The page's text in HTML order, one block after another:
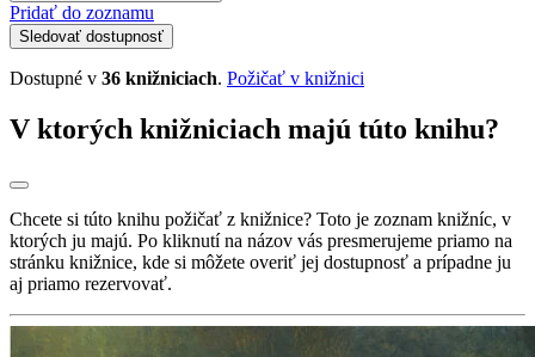
Pridať do zoznamu
Sledovať dostupnosť
Dostupné v 36 knižniciach. Požičať v knižnici
V ktorých knižniciach majú túto knihu?
Chcete si túto knihu požičať z knižnice? Toto je zoznam knižníc, v
ktorých ju majú. Po kliknutí na názov vás presmerujeme priamo na
stránku knižnice, kde si môžete overiť jej dostupnosť a prípadne ju
aj priamo rezervovať.